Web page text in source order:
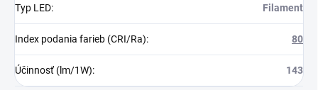
Typ LED: Filament
Index podania farieb (CRI/Ra): 80
Účinnosť (lm/1W): 143